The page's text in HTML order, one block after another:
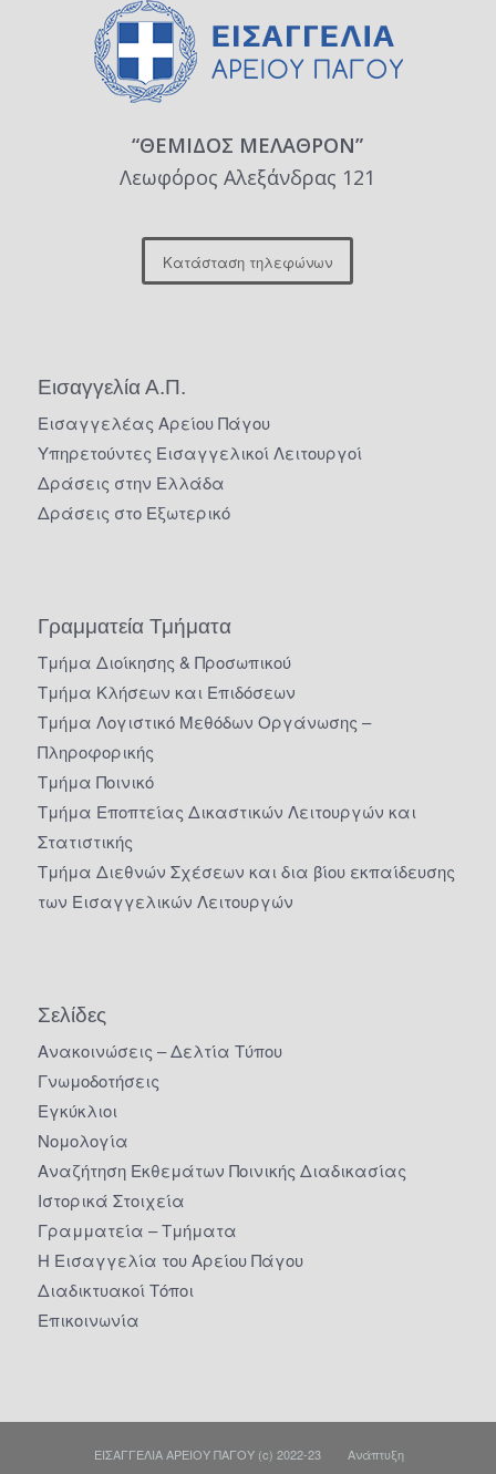
“ΘΕΜΙΔΟΣ ΜΕΛΑΘΡΟΝ”
Λεωφόρος Αλεξάνδρας 121
Κατάσταση τηλεφώνων
Εισαγγελία Α.Π.
Εισαγγελέας Αρείου Πάγου
Υπηρετούντες Εισαγγελικοί Λειτουργοί
Δράσεις στην Ελλάδα
Δράσεις στο Εξωτερικό
Γραμματεία Τμήματα
Τμήμα Διοίκησης & Προσωπικού
Τμήμα Κλήσεων και Επιδόσεων
Τμήμα Λογιστικό Μεθόδων Οργάνωσης –
Πληροφορικής
Τμήμα Ποινικό
Τμήμα Εποπτείας Δικαστικών Λειτουργών και
Στατιστικής
Τμήμα Διεθνών Σχέσεων και δια βίου εκπαίδευσης
των Εισαγγελικών Λειτουργών
Σελίδες
Ανακοινώσεις – Δελτία Τύπου
Γνωμοδοτήσεις
Εγκύκλιοι
Νομολογία
Αναζήτηση Εκθεμάτων Ποινικής Διαδικασίας
Ιστορικά Στοιχεία
Γραμματεία – Τμήματα
Η Εισαγγελία του Αρείου Πάγου
Διαδικτυακοί Τόποι
Επικοινωνία
ΕΙΣΑΓΓΕΛΙΑ ΑΡΕΙΟΥ ΠΑΓΟΥ (c) 2022-23 Ανάπτυξη